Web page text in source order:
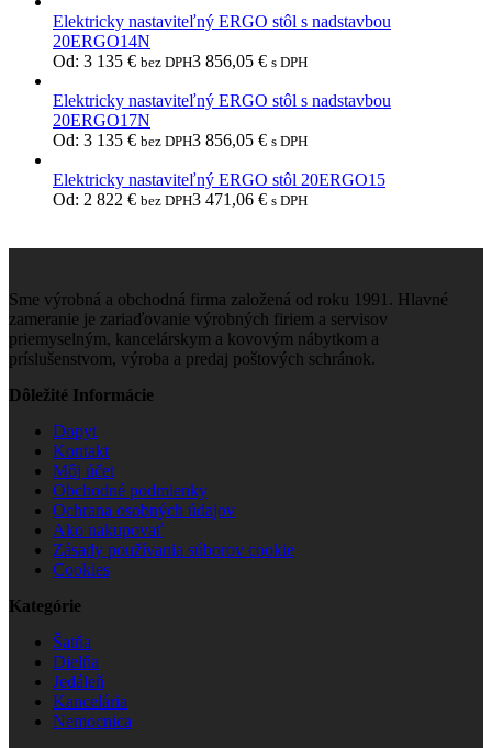
Elektricky nastaviteľný ERGO stôl s nadstavbou
20ERGO14N
Od: 3 135 € bez DPH3 856,05 € s DPH
Elektricky nastaviteľný ERGO stôl s nadstavbou
20ERGO17N
Od: 3 135 € bez DPH3 856,05 € s DPH
Elektricky nastaviteľný ERGO stôl 20ERGO15
Od: 2 822 € bez DPH3 471,06 € s DPH
Sme výrobná a obchodná firma založená od roku 1991. Hlavné
zameranie je zariaďovanie výrobných firiem a servisov
priemyselným, kancelárskym a kovovým nábytkom a
príslušenstvom, výroba a predaj poštových schránok.
Dôležité Informácie
Dopyt
Kontakt
Môj účet
Obchodné podmienky
Ochrana osobných údajov
Ako nakupovať
Zásady používania súborov cookie
Cookies
Kategórie
Šatňa
Dielňa
Jedáleň
Kancelária
Nemocnica